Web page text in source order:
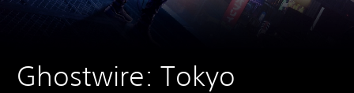
Ghostwire: Tokyo